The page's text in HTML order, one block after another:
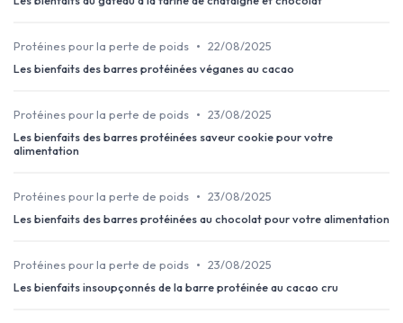
Protéines pour la perte de poids • 22/08/2025
Les bienfaits des barres protéinées véganes au cacao
Protéines pour la perte de poids • 23/08/2025
Les bienfaits des barres protéinées saveur cookie pour votre
alimentation
Protéines pour la perte de poids • 23/08/2025
Les bienfaits des barres protéinées au chocolat pour votre alimentation
Protéines pour la perte de poids • 23/08/2025
Les bienfaits insoupçonnés de la barre protéinée au cacao cru